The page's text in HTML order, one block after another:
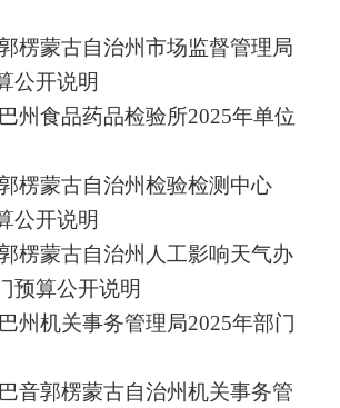
楞蒙古自治州市场监督管理局
公开说明
州食品药品检验所2025年单位
楞蒙古自治州检验检测中心
公开说明
楞蒙古自治州人工影响天气办
预算公开说明
州机关事务管理局2025年部门
音郭楞蒙古自治州机关事务管